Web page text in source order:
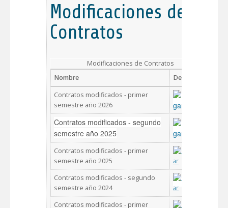
Modificaciones de
Contratos
Modificaciones de Contratos
Nombre
Descargar
Contratos modificados - primer
semestre año 2026
Contratos modificados - segundo
semestre año 2025
Contratos modificados - primer
semestre año 2025
Contratos modificados - segundo
semestre año 2024
Contratos modificados - primer